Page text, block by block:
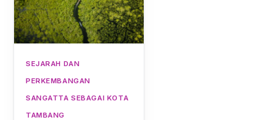
SEJARAH DAN
PERKEMBANGAN
SANGATTA SEBAGAI KOTA
TAMBANG